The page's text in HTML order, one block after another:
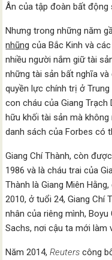
Ân của tập đoàn bất động
Nhưng trong những năm
nhũng của Bắc Kinh và
nhiều người nắm giữ tài
những tài sản bất nghĩa
quyền lực chính trị ở
con cháu của Giang Trạch
hữu khối tài sản mà
danh sách của Forbes có
Giang Chí Thành, còn
1986 và là cháu trai của
Thành là Giang Miên
2010, ở tuổi 24, Giang Chí
nhân của riêng mình,
Sachs, nơi cậu ta mới làm
Năm 2014,Reuters công